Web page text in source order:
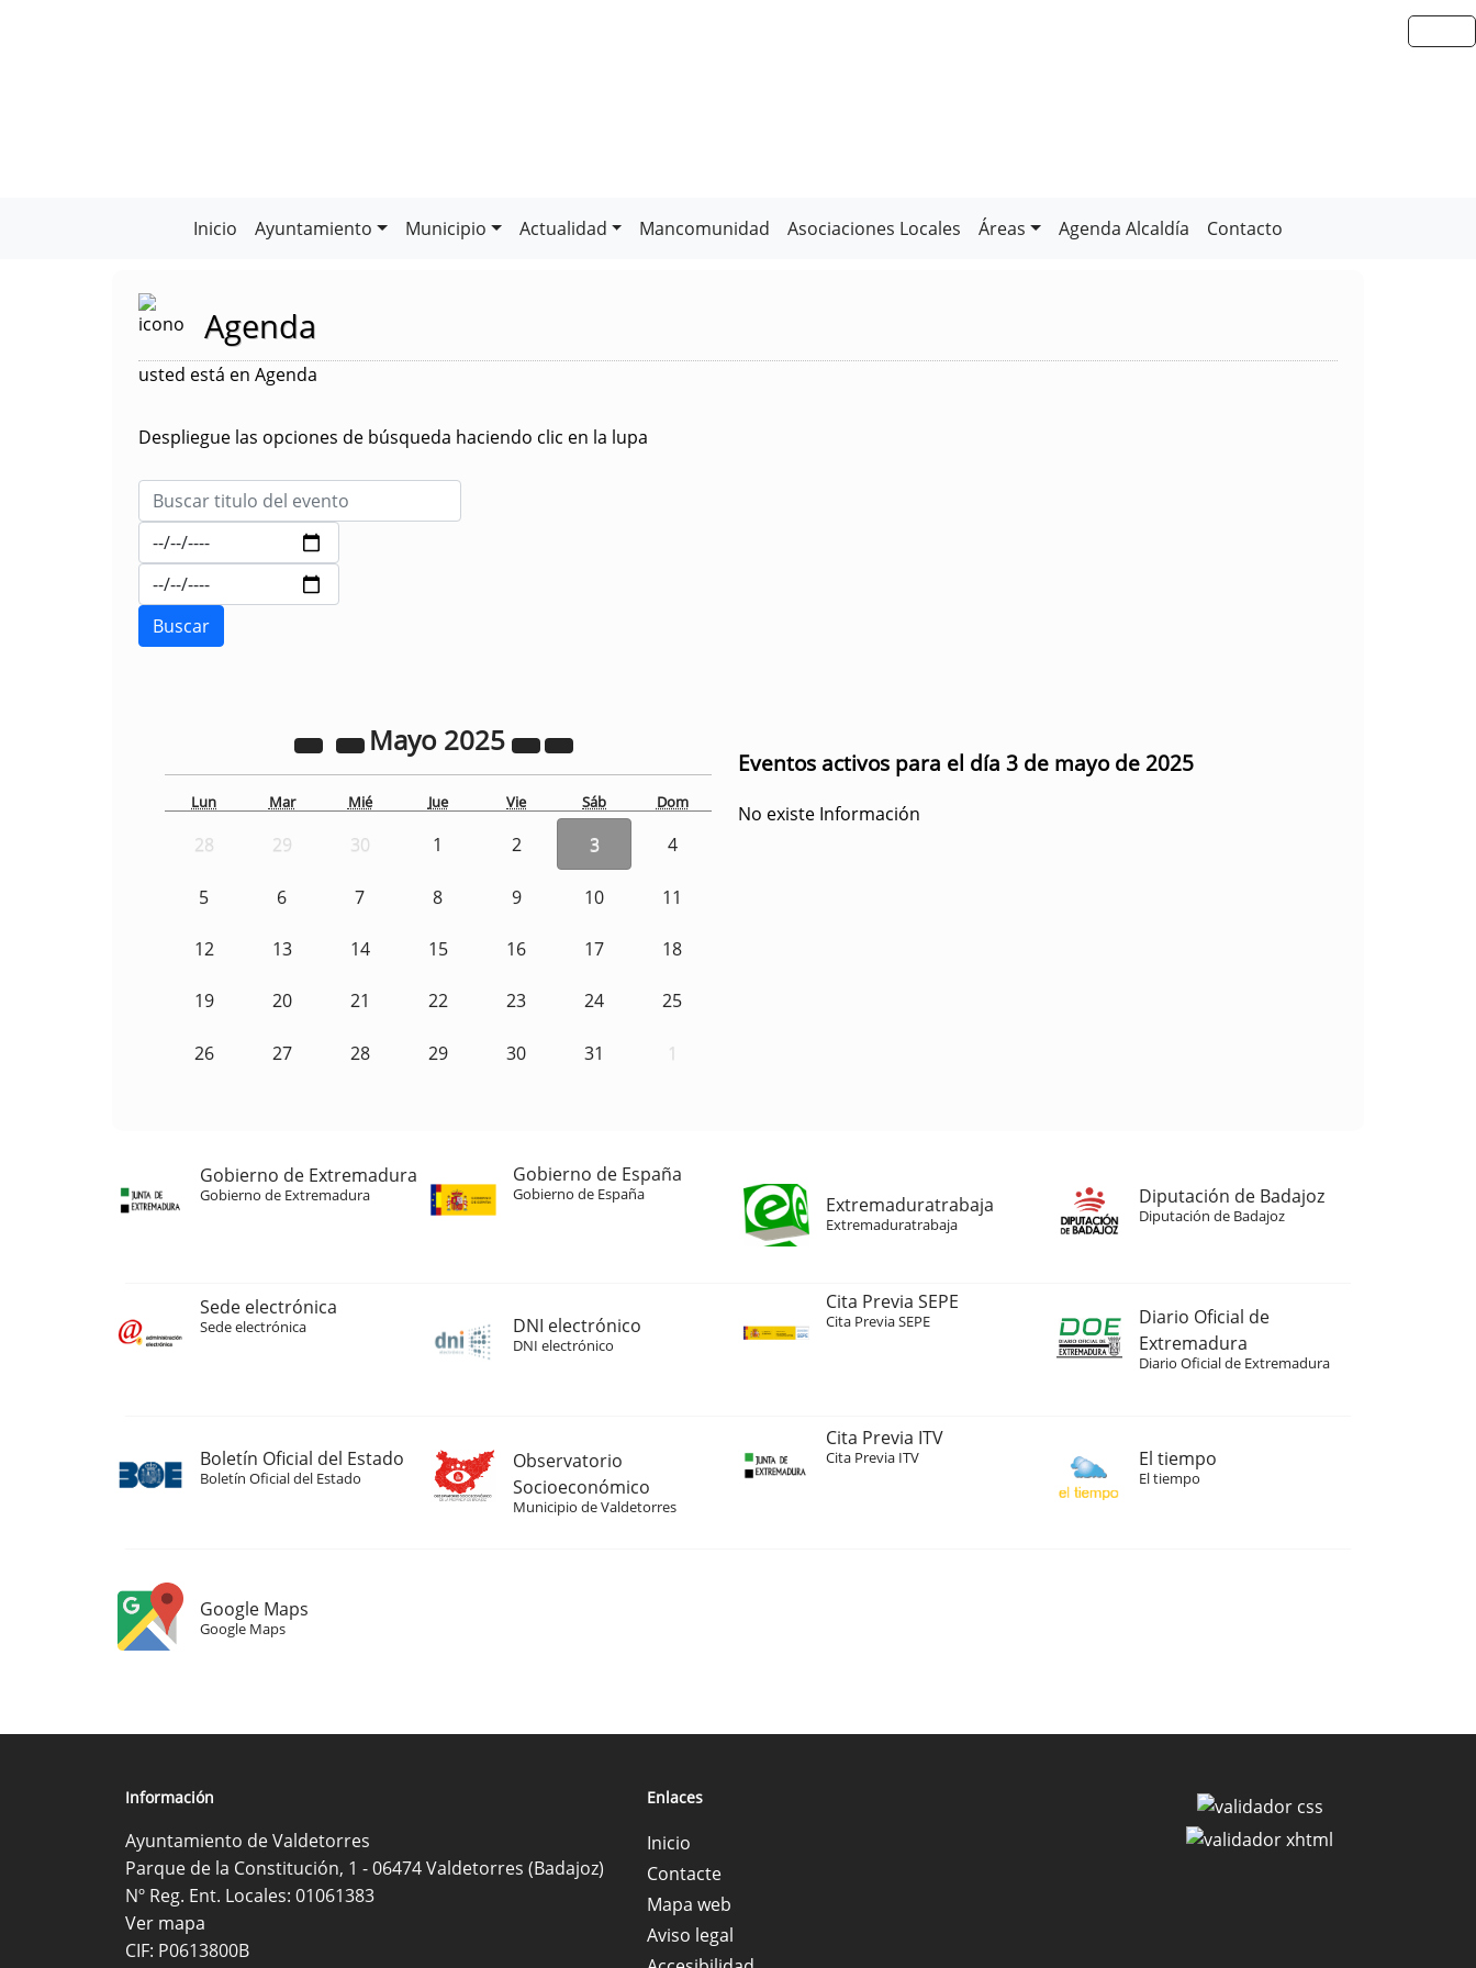
Inicio Ayuntamiento Municipio Actualidad Mancomunidad Asociaciones Locales Áreas Agenda Alcaldía Contacto
Agenda
usted está en Agenda
Despliegue las opciones de búsqueda haciendo clic en la lupa
Mayo 2025
Lun Mar Mié Jue Vie Sáb Dom
28 29 30 1 2 3 4
5 6 7 8 9 10 11
12 13 14 15 16 17 18
19 20 21 22 23 24 25
26 27 28 29 30 31 1
Eventos activos para el día 3 de mayo de 2025
No existe Información
Gobierno de Extremadura
Gobierno de Extremadura
Gobierno de España
Gobierno de España Extremaduratrabaja
Extremaduratrabaja
Diputación de Badajoz
Diputación de Badajoz
Sede electrónica
Sede electrónica DNI electrónico
DNI electrónico
Cita Previa SEPE
Cita Previa SEPE
Diario Oficial de
Extremadura
Diario Oficial de Extremadura
Boletín Oficial del Estado
Boletín Oficial del Estado
Observatorio
Socioeconómico
Municipio de Valdetorres
Cita Previa ITV
Cita Previa ITV El tiempo
El tiempo
Google Maps
Google Maps
Información
Ayuntamiento de Valdetorres
Parque de la Constitución, 1 - 06474 Valdetorres (Badajoz)
Nº Reg. Ent. Locales: 01061383
Ver mapa
CIF: P0613800B
Enlaces
Inicio
Contacte
Mapa web
Aviso legal